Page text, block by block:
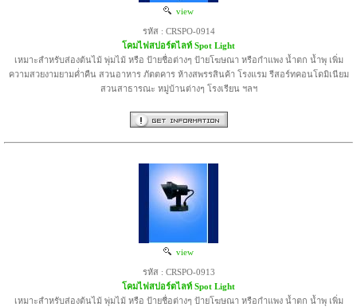
view
รหัส : CRSPO-0914
โคมไฟสปอร์ตไลท์ Spot Light
เหมาะสำหรับส่องต้นไม้ พุ่มไม้ หรือ ป้ายชื่อต่างๆ ป้ายโฆษณา หรือกำแพง น้ำตก น้ำพุ เพิ่ม
ความสวยงามยามค่ำคืน สวนอาหาร ภัตตคาร ห้างสพรรสินค้า โรงแรม รีสอร์ทคอนโดมิเนียม
สวนสาธารณะ หมู่บ้านต่างๆ โรงเรียน ฯลฯ
view
รหัส : CRSPO-0913
โคมไฟสปอร์ตไลท์ Spot Light
เหมาะสำหรับส่องต้นไม้ พุ่มไม้ หรือ ป้ายชื่อต่างๆ ป้ายโฆษณา หรือกำแพง น้ำตก น้ำพุ เพิ่ม